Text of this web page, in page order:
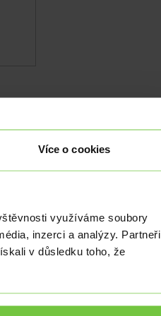
Více o cookies
využíváme soubory
inzerci a analýzy. Partneři
v důsledku toho, že
pro
uhlí